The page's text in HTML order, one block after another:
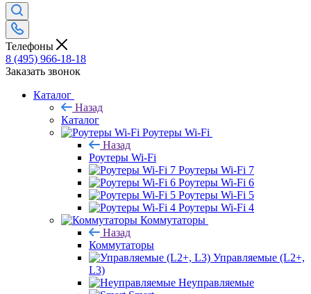
Телефоны
8 (495) 966-18-18
Заказать звонок
Каталог
Назад
Каталог
Роутеры Wi-Fi
Назад
Роутеры Wi-Fi
Роутеры Wi-Fi 7
Роутеры Wi-Fi 6
Роутеры Wi-Fi 5
Роутеры Wi-Fi 4
Коммутаторы
Назад
Коммутаторы
Управляемые (L2+,
L3)
Неуправляемые